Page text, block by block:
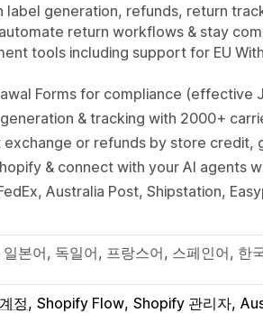
generation, refunds, return
return workflows & stay
tools including support for EU
Forms for compliance (effective
& tracking with 2000+
exchange or refunds by store credit,
& connect with your AI agents
Australia Post, Shipstation,
일본어, 독일어, 프랑스어, 스페인어, 한
정 Shopify Flow Shopify 관리자